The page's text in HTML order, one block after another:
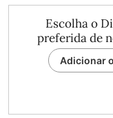
Escolha o
preferida de
Adicionar